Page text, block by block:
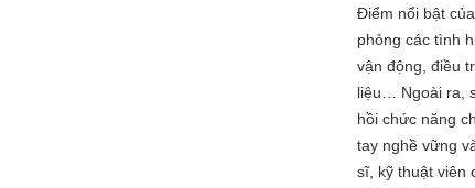
Điểm nổi bật
phỏng các tình
vận động, điều
liệu… Ngoài ra,
hồi chức năng
tay nghề vững
sĩ, kỹ thuật viên